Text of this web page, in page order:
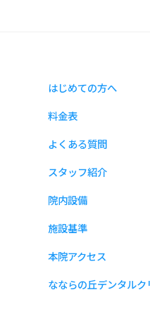
はじめての方へ
料金表
よくある質問
スタッフ紹介
院内設備
施設基準
本院アクセス
なならの丘デンタルク